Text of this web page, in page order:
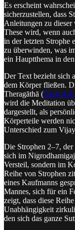
Es erscheint
sicherzustellen, dass
Anleitungen zu
These wird, wenn
in der letzten Strophe
zu überwinden, was
ein Hauptthema in
Der Text bezieht sich
dem Körper fließen.
Theragāthā (Thag
wird die Meditation
dargestellt, als
Körperteile werden
Unterschied zum
Die Strophen 2–7,
sich im
Versteil, sondern im
Reihe von Strophen
eines Kaufmanns
Mannes, sich für ein
zeigt, dass diese
Unabhängigkeit
den sich das ganze